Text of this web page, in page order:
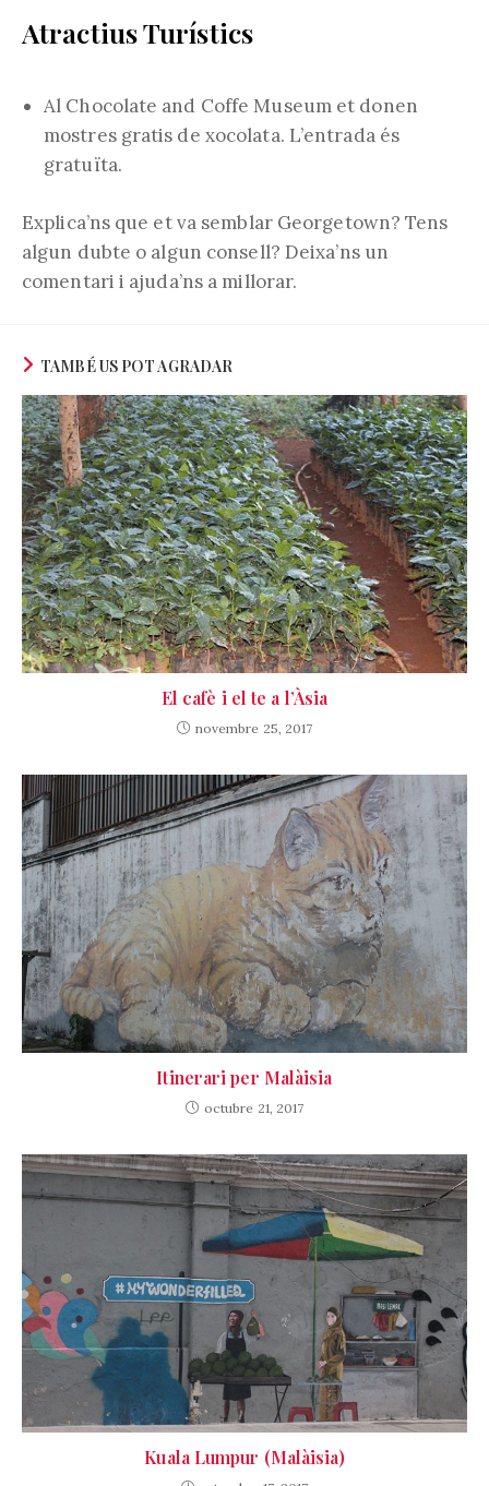
Atractius Turístics
Al Chocolate and Coffe Museum et donen
mostres gratis de xocolata. L’entrada és
gratuïta.
Explica’ns que et va semblar Georgetown? Tens
algun dubte o algun consell? Deixa’ns un
comentari i ajuda’ns a millorar.
TAMBÉ US POT AGRADAR
El cafè i el te a l’Àsia
novembre 25, 2017
Itinerari per Malàisia
octubre 21, 2017
Kuala Lumpur (Malàisia)